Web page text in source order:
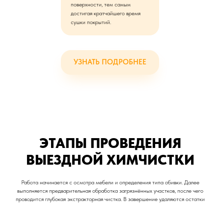
поверхности, тем самым
достигая кратчайшего время
сушки покрытий.
УЗНАТЬ ПОДРОБНЕЕ
ЭТАПЫ ПРОВЕДЕНИЯ
ВЫЕЗДНОЙ ХИМЧИСТКИ
Работа начинается с осмотра мебели и определения типа обивки. Далее
выполняется предварительная обработка загрязнённых участков, после чего
проводится глубокая экстракторная чистка. В завершение удаляются остатки